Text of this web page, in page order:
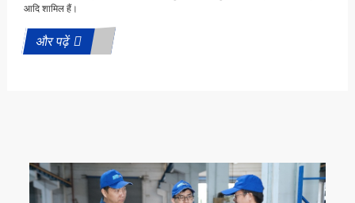
आदि शामिल हैं।
और पढ़ें